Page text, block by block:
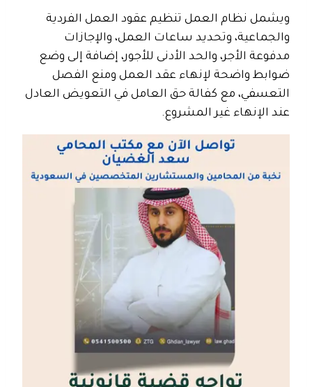
ويشمل نظام العمل تنظيم عقود العمل الفردية
والجماعية، وتحديد ساعات العمل، والإجازات
مدفوعة الأجر، والحد الأدنى للأجور، إضافة إلى وضع
ضوابط واضحة لإنهاء عقد العمل ومنع الفصل
التعسفي، مع كفالة حق العامل في التعويض العادل
عند الإنهاء غير المشروع.